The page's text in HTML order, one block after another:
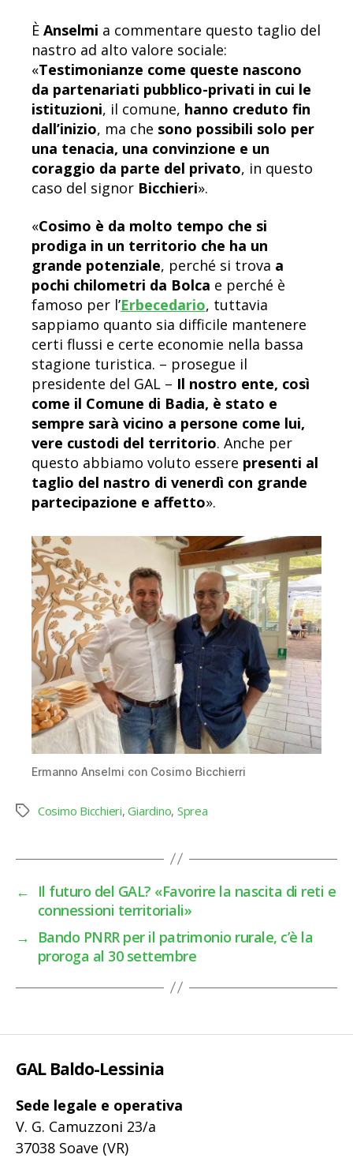
È Anselmi a commentare questo taglio del
nastro ad alto valore sociale:
«Testimonianze come queste nascono
da partenariati pubblico-privati in cui le
istituzioni, il comune, hanno creduto fin
dall’inizio, ma che sono possibili solo per
una tenacia, una convinzione e un
coraggio da parte del privato, in questo
caso del signor Bicchieri».
«Cosimo è da molto tempo che si
prodiga in un territorio che ha un
grande potenziale, perché si trova a
pochi chilometri da Bolca e perché è
famoso per l’Erbecedario, tuttavia
sappiamo quanto sia difficile mantenere
certi flussi e certe economie nella bassa
stagione turistica. – prosegue il
presidente del GAL – Il nostro ente, così
come il Comune di Badia, è stato e
sempre sarà vicino a persone come lui,
vere custodi del territorio. Anche per
questo abbiamo voluto essere presenti al
taglio del nastro di venerdì con grande
partecipazione e affetto».
Ermanno Anselmi con Cosimo Bicchierri
Tag Cosimo Bicchieri,Giardino, Sprea
←
Il futuro del GAL? «Favorire la nascita di reti e
connessioni territoriali»
→
Bando PNRR per il patrimonio rurale, c’è la
proroga al 30 settembre
GAL Baldo-Lessinia
Sede legale e operativa
V. G. Camuzzoni 23/a
37038 Soave (VR)